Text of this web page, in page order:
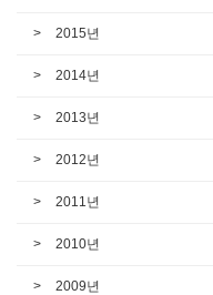
2015년
2014년
2013년
2012년
2011년
2010년
2009년